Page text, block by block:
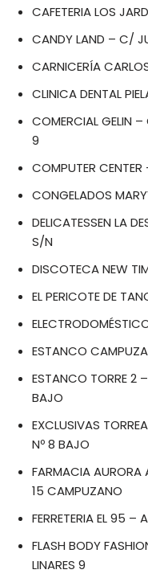
CAFETERIA LOS
CANDY LAND – C/
CARNICERÍA
CLINICA DENTAL
COMERCIAL GELIN
9
COMPUTER
CONGELADOS
DELICATESSEN LA
S/N
DISCOTECA NEW
EL PERICOTE DE
ESTANCO
ESTANCO TORRE 2
BAJO
EXCLUSIVAS
Nº 8 BAJO
FARMACIA AURORA
15 CAMPUZANO
FERRETERIA EL 95 –
FLASH BODY
LINARES 9